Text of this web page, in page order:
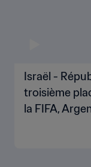
Israël -
troisième
la FIFA,